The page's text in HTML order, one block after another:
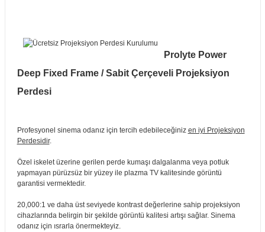
Prolyte Power
Deep Fixed Frame / Sabit Çerçeveli Projeksiyon
Perdesi
Profesyonel sinema odanız için tercih edebileceğiniz en iyi Projeksiyon
Perdesidir.
Özel iskelet üzerine gerilen perde kumaşı dalgalanma veya potluk
yapmayan pürüzsüz bir yüzey ile plazma TV kalitesinde görüntü
garantisi vermektedir.
20,000:1 ve daha üst seviyede kontrast değerlerine sahip projeksiyon
cihazlarında belirgin bir şekilde görüntü kalitesi artışı sağlar. Sinema
odanız için ısrarla önermekteyiz.